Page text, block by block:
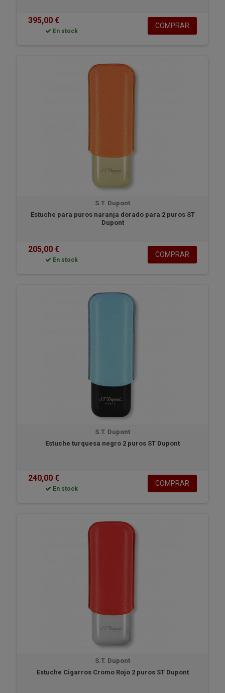
395,00 €
En stock
COMPRAR
S.T. Dupont
Estuche para puros naranja dorado para 2 puros ST
Dupont
205,00 €
En stock
COMPRAR
S.T. Dupont
Estuche turquesa negro 2 puros ST Dupont
240,00 €
En stock
COMPRAR
S.T. Dupont
Estuche Cigarros Cromo Rojo 2 puros ST Dupont